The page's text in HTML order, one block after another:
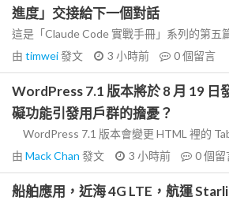
進度」交接給下一個對話
這是「Claude Code 實戰手冊」系列的第五
由 timwei發文 3 小時前 0個留言
WordPress 7.1 版本將於 8 月 19 日
礙功能引發用戶群的擔憂？
WordPress 7.1 版本會變更 HTML 裡的
由 Mack Chan 發文 3 小時前 0個留
船舶應用，近海 4G LTE，航運